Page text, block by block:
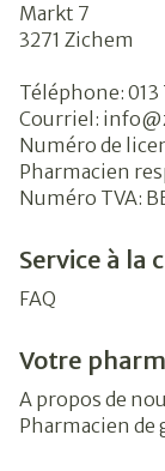
Markt 7
3271 Zichem
Téléphone: 013
Courriel: info@
Numéro de
Pharmacien
Numéro TVA:
Service à la
FAQ
Votre
A propos de
Pharmacien de